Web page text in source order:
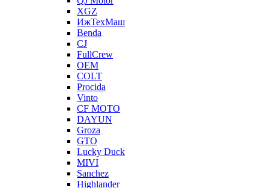
XGZ
ИжТехМаш
Benda
CJ
FullCrew
OEM
COLT
Procida
Vinto
CF MOTO
DAYUN
Groza
GTO
Lucky Duck
MIVI
Sanchez
Highlander